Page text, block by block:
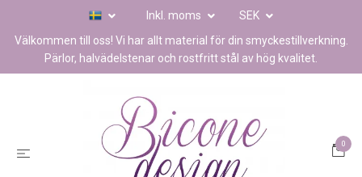
Inkl. moms
SEK
Välkommen till oss! Vi har allt material för din smyckestillverkning.
Pärlor, halvädelstenar och rostfritt stål av hög kvalitet.
0